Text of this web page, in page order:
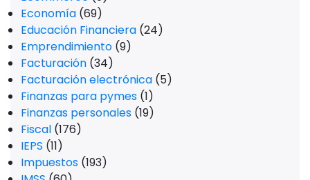
Economía (69)
Educación Financiera (24)
Emprendimiento (9)
Facturación (34)
Facturación electrónica (5)
Finanzas para pymes (1)
Finanzas personales (19)
Fiscal (176)
IEPS (11)
Impuestos (193)